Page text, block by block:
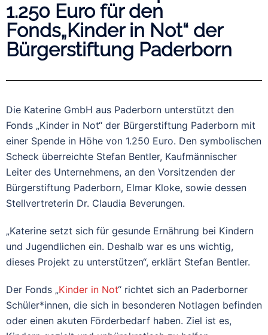
1.250 Euro für den
Fonds„Kinder in Not“ der
Bürgerstiftung Paderborn
Die Katerine GmbH aus Paderborn unterstützt den
Fonds „Kinder in Not“ der Bürgerstiftung Paderborn mit
einer Spende in Höhe von 1.250 Euro. Den symbolischen
Scheck überreichte Stefan Bentler, Kaufmännischer
Leiter des Unternehmens, an den Vorsitzenden der
Bürgerstiftung Paderborn, Elmar Kloke, sowie dessen
Stellvertreterin Dr. Claudia Beverungen.
„Katerine setzt sich für gesunde Ernährung bei Kindern
und Jugendlichen ein. Deshalb war es uns wichtig,
dieses Projekt zu unterstützen“, erklärt Stefan Bentler.
Der Fonds „Kinder in Not“ richtet sich an Paderborner
Schüler*innen, die sich in besonderen Notlagen befinden
oder einen akuten Förderbedarf haben. Ziel ist es,